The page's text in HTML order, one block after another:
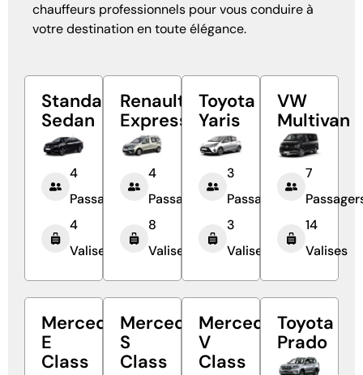
chauffeurs professionnels pour vous conduire à
votre destination en toute élégance.
Standard
Sedan
4
Passagers
4
Valises
Renault
Express
4
Passagers
8
Valises
Toyota
Yaris
3
Passagers
3
Valises
VW
Multivan
7
14
Valises
Mercedes
E
Class
Mercedes
S
Class
Mercedes
V
Class
Toyota
Prado